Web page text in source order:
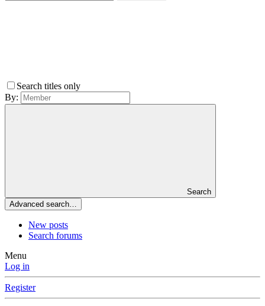
Search titles only
By:
Search
Advanced search…
New posts
Search forums
Menu
Log in
Register